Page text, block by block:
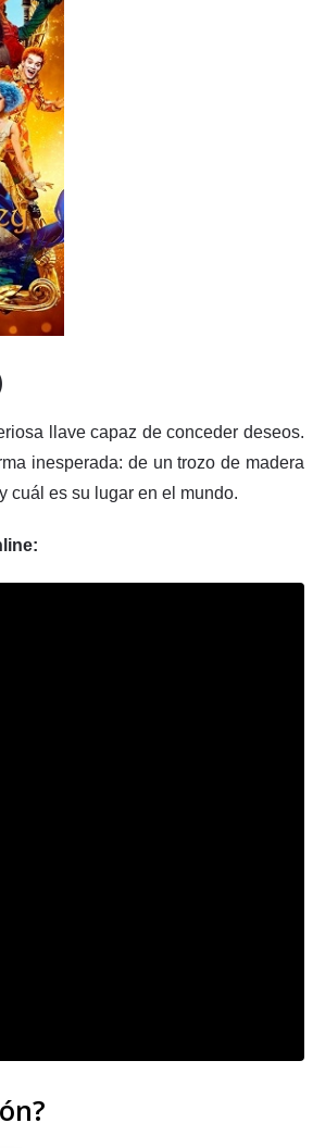
llave capaz de conceder deseos.
inesperada: de un trozo de madera
cuál es su lugar en el mundo.